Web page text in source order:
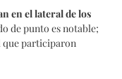
en el lateral de los
de punto es notable;
que participaron